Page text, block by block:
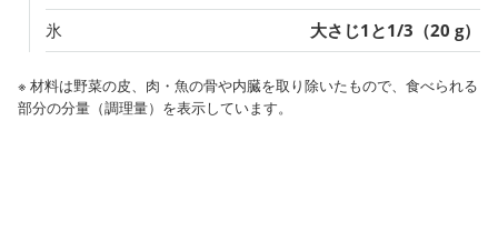
氷
大さじ1と1/3（20 g）
※ 材料は野菜の皮、肉・魚の骨や内臓を取り除いたもので、食べられる
部分の分量（調理量）を表示しています。